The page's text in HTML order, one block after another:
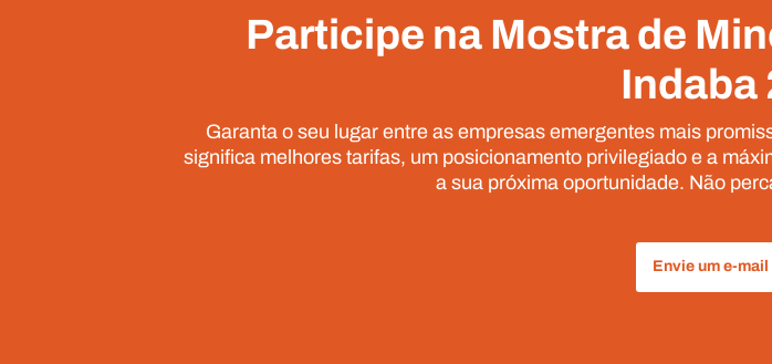
Participe na Mostra de
Indaba
Garanta o seu lugar entre as empresas emergentes mais
significa melhores tarifas, um posicionamento privilegiado e a
a sua próxima oportunidade. Não
Envie um e-